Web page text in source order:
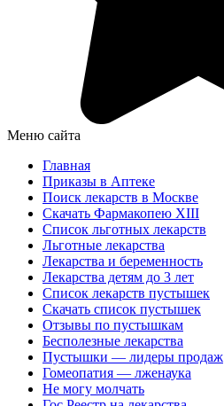
Меню сайта
Главная
Приказы в Аптеке
Поиск лекарств в Москве
Скачать Фармакопею XIII
Список льготных лекарств
Льготные лекарства
Лекарства и беременность
Лекарства детям до 3 лет
Список лекарств пустышек
Скачать список пустышек
Отзывы по пустышкам
Бесполезные лекарства
Пустышки — лидеры продаж
Гомеопатия — лженаука
Не могу молчать